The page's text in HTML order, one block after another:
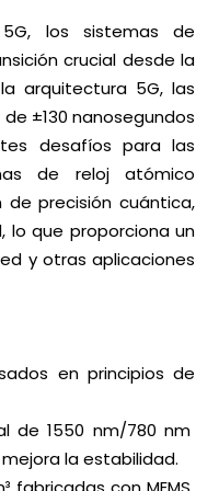
los sistemas de
crucial desde la
arquitectura 5G, las
±130 nanosegundos
desafíos para las
de reloj atómico
de precisión cuántica,
lo que proporciona un
y otras aplicaciones
en principios de
de 1550 nm/780 nm
la estabilidad.